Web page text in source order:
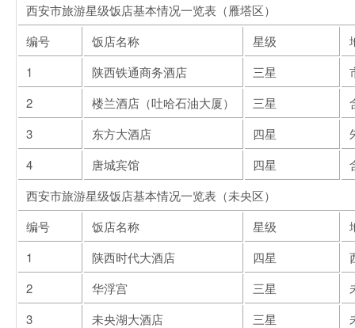
西安市旅游星级饭店基本情况一览表（雁塔区）
编号
饭店名称 星级
1
陕西铁通商务酒店 三星
2
楼兰酒店（吐哈石油大厦） 三星
3
东方大酒店 四星
4
唐城宾馆 四星
西安市旅游星级饭店基本情况一览表（未央区）
编号
饭店名称 星级
1
陕西时代大酒店 四星
2
华浮宫 三星
3
未央湖大酒店 三星